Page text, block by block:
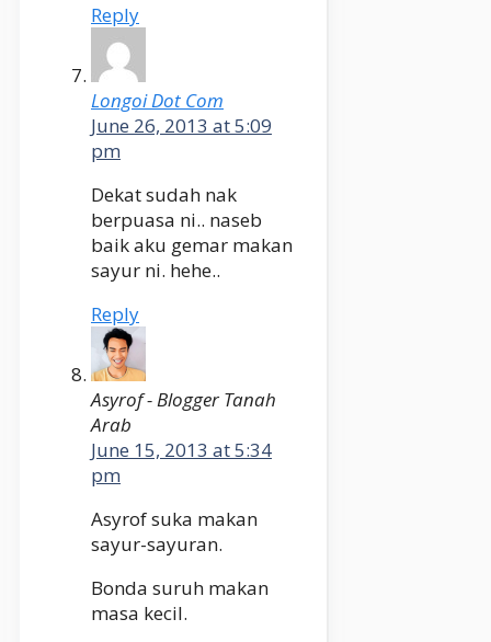
Reply
Longoi Dot Com
June 26, 2013 at 5:09
pm
Dekat sudah nak
berpuasa ni.. naseb
baik aku gemar makan
sayur ni. hehe..
Reply
Asyrof - Blogger Tanah
Arab
June 15, 2013 at 5:34
pm
Asyrof suka makan
sayur-sayuran.
Bonda suruh makan
masa kecil.